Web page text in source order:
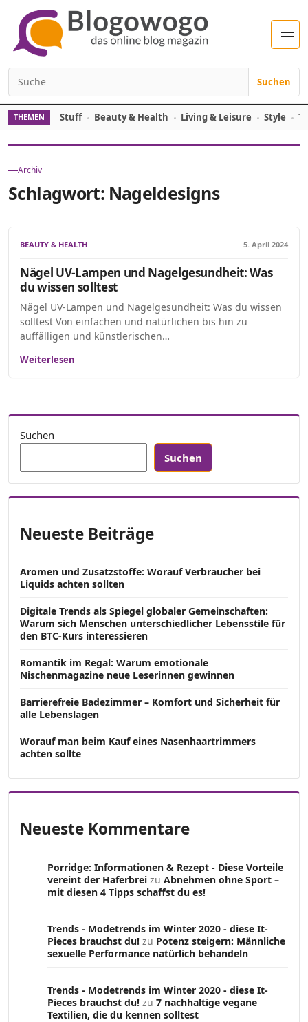
Zum Inhalt springen
Suchen nach:
Suchen
THEMEN Stuff Beauty & Health Living & Leisure Style
Archiv
Schlagwort: Nageldesigns
BEAUTY & HEALTH 5. April 2024
Nägel UV-Lampen und Nagelgesundheit: Was
du wissen solltest
Nägel UV-Lampen und Nagelgesundheit: Was du wissen
solltest Von einfachen und natürlichen bis hin zu
auffälligen und künstlerischen…
Weiterlesen
Suchen
Suchen
Neueste Beiträge
Aromen und Zusatzstoffe: Worauf Verbraucher bei
Liquids achten sollten
Digitale Trends als Spiegel globaler Gemeinschaften:
Warum sich Menschen unterschiedlicher Lebensstile für
den BTC-Kurs interessieren
Romantik im Regal: Warum emotionale
Nischenmagazine neue Leserinnen gewinnen
Barrierefreie Badezimmer – Komfort und Sicherheit für
alle Lebenslagen
Worauf man beim Kauf eines Nasenhaartrimmers
achten sollte
Neueste Kommentare
Porridge: Informationen & Rezept - Diese Vorteile
vereint der Haferbrei zu Abnehmen ohne Sport –
mit diesen 4 Tipps schaffst du es!
Trends - Modetrends im Winter 2020 - diese It-
Pieces brauchst du! zu Potenz steigern: Männliche
sexuelle Performance natürlich behandeln
Trends - Modetrends im Winter 2020 - diese It-
Pieces brauchst du! zu 7 nachhaltige vegane
Textilien, die du kennen solltest